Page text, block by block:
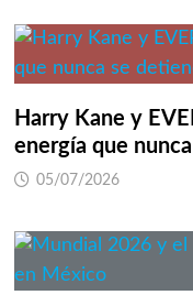
Harry Kane y
energía que
05/07/2026